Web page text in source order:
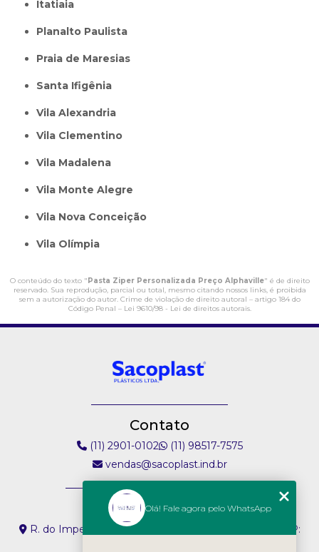
itatiaia
Planalto Paulista
Praia de Maresias
Santa Ifigênia
Vila Alexandria
Vila Clementino
Vila Madalena
Vila Monte Alegre
Vila Nova Conceição
Vila Olímpia
O conteúdo do texto "Pasta Ziper Personalizada Preço Alphaville" é de direito
reservado. Sua reprodução, parcial ou total, mesmo citando nossos links, é proibida
sem a autorização do autor. Crime de violação de direito autoral – artigo 184 do
Código Penal – Lei 9610/98 - Lei de direitos autorais.
Contato
(11) 2901-0102
(11) 98517-7575
vendas@sacoplast.ind.br
Endereço
R. do Imperador, 304 - Vila Paiva São Paulo - SP - CEP:
Olá! Fale agora pelo WhatsApp